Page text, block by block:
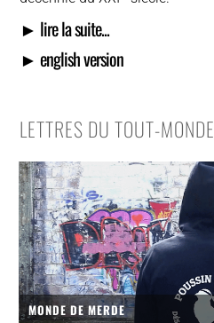
► lire la suite...
► english version
LETTRES DU TOUT-MONDE
MONDE DE MERDE